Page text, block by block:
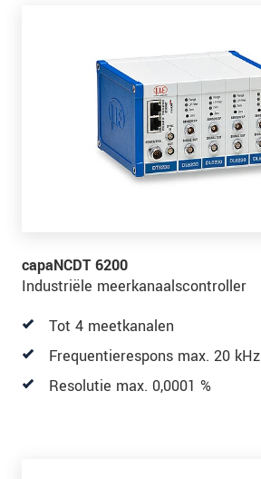
capaNCDT 6200
Industriële meerkanaalscontroller
Tot 4 meetkanalen
Frequentierespons max. 20 kHz
Resolutie max. 0,0001 %